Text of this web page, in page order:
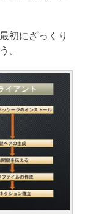
初にざっくり
。